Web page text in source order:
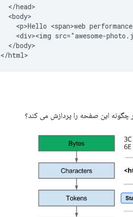
  </head>
  <body>
<p>Hello <span>web
<div><img src="awesome-
  </body>